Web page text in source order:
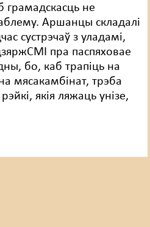
грамадскасць не
Аршанцы складалі
сустрэчаў з уладамі,
пра паспяховае
бо, каб трапіць на
мясакамбінат, трэба
якія ляжаць унізе,